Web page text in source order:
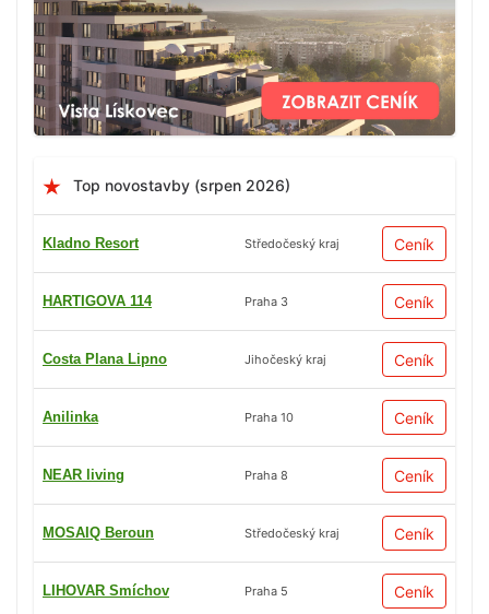
Top novostavby (srpen 2026)
Kladno Resort Středočeský kraj Ceník
HARTIGOVA 114 Praha 3 Ceník
Costa Plana Lipno Jihočeský kraj Ceník
Anilinka Praha 10 Ceník
NEAR living Praha 8 Ceník
MOSAIQ Beroun Středočeský kraj Ceník
LIHOVAR Smíchov Praha 5 Ceník